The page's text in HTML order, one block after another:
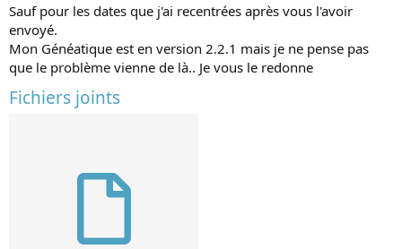
Sauf pour les dates que j'ai recentrées après vous l'avoir
envoyé.
Mon Généatique est en version 2.2.1 mais je ne pense pas
que le problème vienne de là.. Je vous le redonne
Fichiers joints